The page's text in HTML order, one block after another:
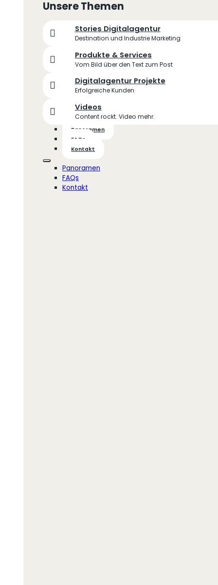
Unsere Themen
Stories Digitalagentur
Destination und Industrie Marketing
Produkte & Services
Vom Bild über den Text zum Post
Digitalagentur Projekte
Erfolgreiche Kunden
Videos
Content rockt. Video mehr.
Panoramen
FAQs
Kontakt
Panoramen
FAQs
Kontakt